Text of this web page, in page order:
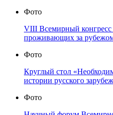
Фото
VIII Всемирный конгресс
проживающих за
Фото
Круглый стол
истории русского
Фото